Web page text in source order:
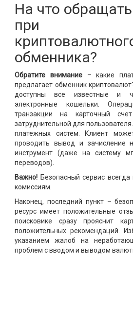
На что
при
обменника?
Обратите внимание– какие
предлагает обменник
доступны все известные и
электронные кошельки.
транзакции на карточный
затруднительной для
платежных систем. Клиент
проводить вывод и зачисление
инструмент (даже на систему
переводов).
Важно! Безопасный сервис
комиссиям.
Наконец, последний пункт –
ресурс имеет положительные
поисковике сразу прояснит
положительных рекомендаций.
указанием жалоб на
проблем с вводом и выводом